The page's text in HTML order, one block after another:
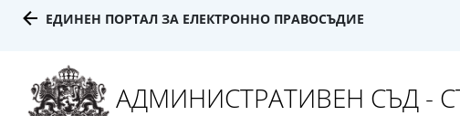
ЕДИНЕН ПОРТАЛ ЗА ЕЛЕКТРОННО ПРАВОСЪДИЕ
АДМИНИСТРАТИВЕН СЪД -